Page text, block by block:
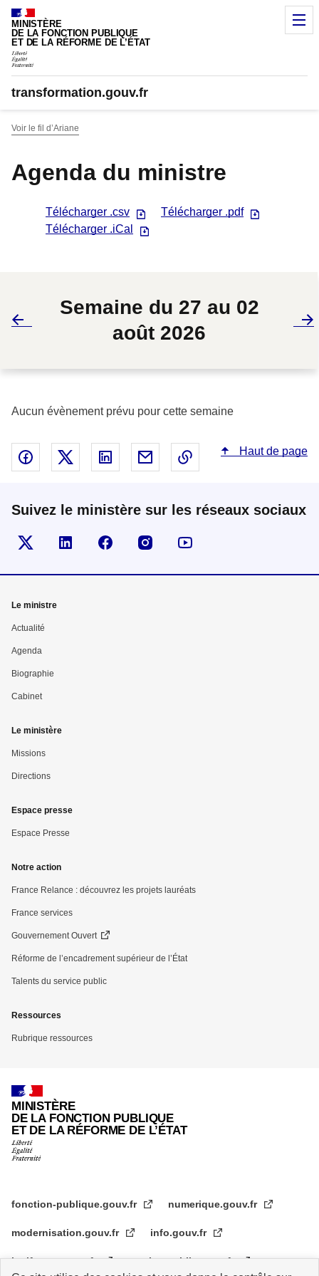
Panneau de gestion des cookies
MINISTÈRE
DE LA FONCTION PUBLIQUE
ET DE LA RÉFORME DE L’ÉTAT
transformation.gouv.fr
Voir le fil d’Ariane
Agenda du ministre
Télécharger .csv
Télécharger .pdf
Télécharger .iCal
Semaine du 27 au 02
août 2026
Aucun évènement prévu pour cette semaine
Partager sur Facebook - nouvelle fenêtre
Partager sur X - nouvelle fenêtre
Partager sur Linked In - nouvelle
Partager par email - nouvelle
Copier le lien dans le
Haut de page
Suivez le ministère sur les réseaux sociaux
Visiter la page Twitter
Visiter la page Linkedin
Suivez-nous sur Facebook
Visiter la page Instragram
Mega
menu
Pied
de
Le ministre
Actualité
Agenda
Biographie
Cabinet
Le ministère
Missions
Directions
Espace presse
Espace Presse
Notre action
France Relance : découvrez les projets lauréats
France services
Gouvernement Ouvert
Réforme de l’encadrement supérieur de l’État
Talents du service public
Ressources
Rubrique ressources
MINISTÈRE
DE LA FONCTION PUBLIQUE
ET DE LA RÉFORME DE L’ÉTAT
fonction-publique.gouv.fr numerique.gouv.fr
modernisation.gouv.fr info.gouv.fr
legifrance.gouv.fr service-public.gouv.fr